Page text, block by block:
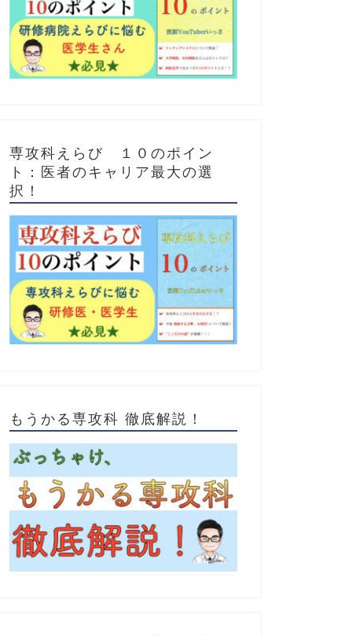
専攻科えらび １０のポイン
ト：医者のキャリア最大の選
択！
もうかる専攻科 徹底解説！